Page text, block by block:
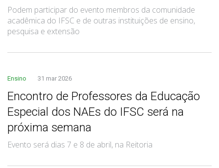
Podem participar do evento membros da comunidade
acadêmica do IFSC e de outras instituições de ensino,
pesquisa e extensão
Ensino 31 mar 2026
Encontro de Professores da Educação
Especial dos NAEs do IFSC será na
próxima semana
Evento será dias 7 e 8 de abril, na Reitoria